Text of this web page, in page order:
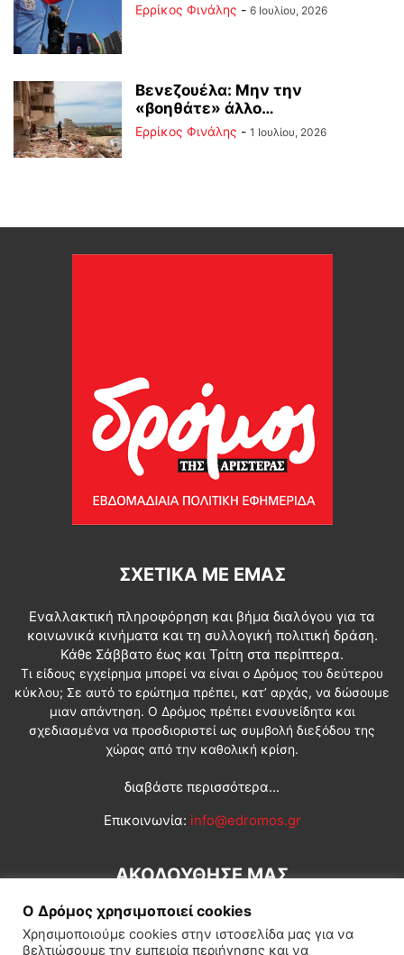
Ερρίκος Φινάλης - 6 Ιουλίου, 2026
Βενεζουέλα: Μην την
«βοηθάτε» άλλο…
Ερρίκος Φινάλης - 1 Ιουλίου, 2026
ΣΧΕΤΙΚΆ ΜΕ ΕΜΆΣ
Εναλλακτική πληροφόρηση και βήμα διαλόγου για τα
κοινωνικά κινήματα και τη συλλογική πολιτική δράση.
Κάθε Σάββατο έως και Τρίτη στα περίπτερα.
Τι είδους εγχείρημα μπορεί να είναι ο Δρόμος του δεύτερου
κύκλου; Σε αυτό το ερώτημα πρέπει, κατ’ αρχάς, να δώσουμε
μιαν απάντηση. Ο Δρόμος πρέπει ενσυνείδητα και
σχεδιασμένα να προσδιοριστεί ως συμβολή διεξόδου της
χώρας από την καθολική κρίση.
διαβάστε περισσότερα...
Επικοινωνία: info@edromos.gr
ΑΚΟΛΟΥΘΗΣΕ ΜΑΣ
Ο Δρόμος χρησιμοποιεί cookies
Χρησιμοποιούμε cookies στην ιστοσελίδα μας για να
βελτιώσουμε την εμπειρία περιήγησης και να